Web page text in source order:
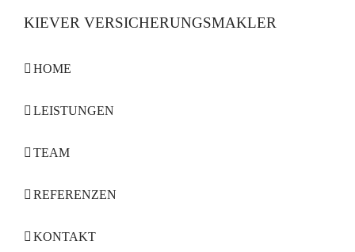
KIEVER VERSICHERUNGSMAKLER
HOME
LEISTUNGEN
TEAM
REFERENZEN
KONTAKT